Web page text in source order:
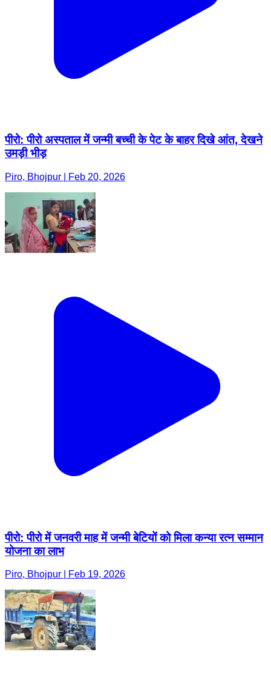
पीरो: पीरो अस्पताल में जन्मी बच्ची के पेट के बाहर दिखे आंत, देखने
उमड़ी भीड़
Piro, Bhojpur | Feb 20, 2026
पीरो: पीरो में जनवरी माह में जन्मी बेटियों को मिला कन्या रत्न सम्मान
योजना का लाभ
Piro, Bhojpur | Feb 19, 2026